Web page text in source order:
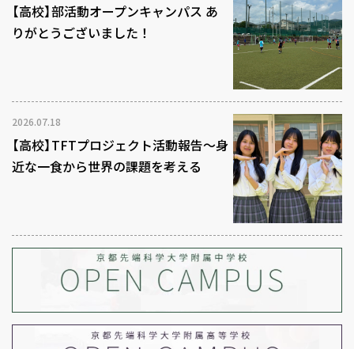
【高校】部活動オープンキャンパス あ
りがとうございました！
2026.07.18
【高校】TFTプロジェクト活動報告～身
近な一食から世界の課題を考える